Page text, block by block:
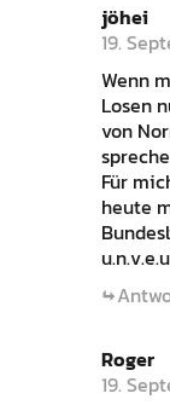
jöhei
19.
Wenn
Losen
von
Für
heute
Roger
19.